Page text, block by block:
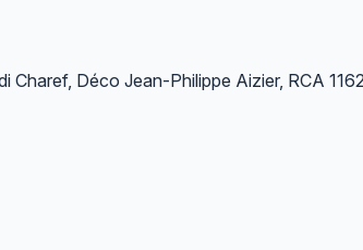
Déco Jean-Philippe Aizier, RCA